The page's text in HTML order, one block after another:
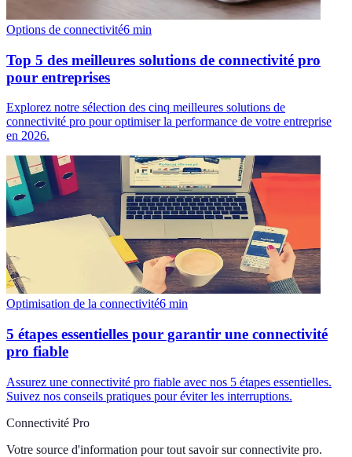
Options de connectivité6 min
Top 5 des meilleures solutions de connectivité pro
pour entreprises
Explorez notre sélection des cinq meilleures solutions de
connectivité pro pour optimiser la performance de votre entreprise
en 2026.
Optimisation de la connectivité6 min
5 étapes essentielles pour garantir une connectivité
pro fiable
Assurez une connectivité pro fiable avec nos 5 étapes essentielles.
Suivez nos conseils pratiques pour éviter les interruptions.
Connectivité Pro
Votre source d'information pour tout savoir sur connectivite pro.